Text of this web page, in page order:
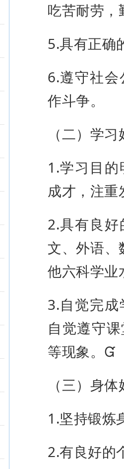
吃苦耐劳，
5.具有正确
6.遵守社
作斗争。
（二）学习
1.学习目
成才，注
2.具有良
文、外语、
他六科学业
3.自觉完
自觉遵守
等现象。
（三）身体
1.坚持锻炼
2.有良好的